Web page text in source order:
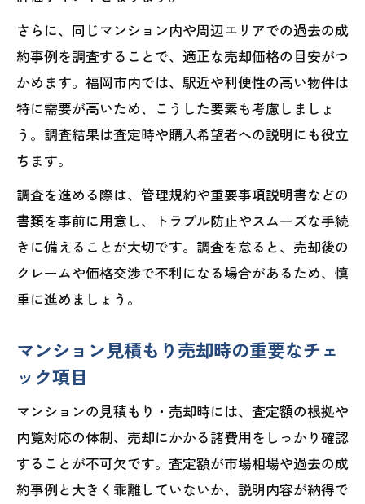
さらに、同じマンション内や周辺エリアでの過去の成
約事例を調査することで、適正な売却価格の目安がつ
かめます。福岡市内では、駅近や利便性の高い物件は
特に需要が高いため、こうした要素も考慮しましょ
う。調査結果は査定時や購入希望者への説明にも役立
ちます。
調査を進める際は、管理規約や重要事項説明書などの
書類を事前に用意し、トラブル防止やスムーズな手続
きに備えることが大切です。調査を怠ると、売却後の
クレームや価格交渉で不利になる場合があるため、慎
重に進めましょう。
マンション見積もり売却時の重要なチェ
ック項目
マンションの見積もり・売却時には、査定額の根拠や
内覧対応の体制、売却にかかる諸費用をしっかり確認
することが不可欠です。査定額が市場相場や過去の成
約事例と大きく乖離していないか、説明内容が納得で